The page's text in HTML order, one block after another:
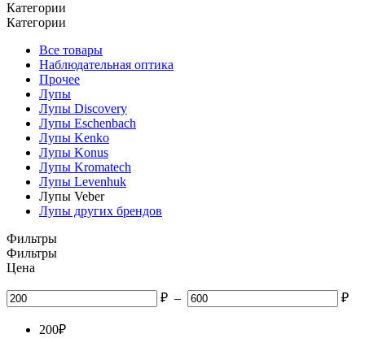
Категории
Категории
Все товары
Наблюдательная оптика
Прочее
Лупы
Лупы Discovery
Лупы Eschenbach
Лупы Kenko
Лупы Konus
Лупы Kromatech
Лупы Levenhuk
Лупы Veber
Лупы других брендов
Фильтры
Фильтры
Цена
₽ – ₽
200₽